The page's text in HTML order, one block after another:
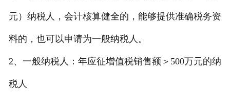
元）纳税人，会计核算健全的，能够提供准确税务资
料的，也可以申请为一般纳税人。
2、一般纳税人：年应征增值税销售额＞500万元的纳
税人